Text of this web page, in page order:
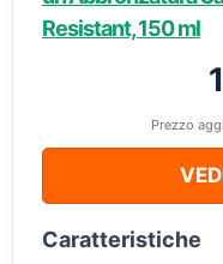
Resistant, 150 ml
Prezzo
Caratteristiche